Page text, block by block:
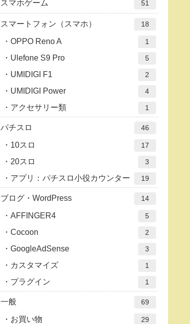
スマホゲーム 51
スマートフォン（スマホ） 18
OPPO Reno A 1
Ulefone S9 Pro 5
UMIDIGI F1 2
UMIDIGI Power 4
アクセサリー類 1
パチスロ 46
10スロ 17
20スロ 3
アプリ：パチスロ小役カウンター 19
ブログ・WordPress 14
AFFINGER4 5
Cocoon 2
GoogleAdSense 3
カスタマイズ 1
プラグイン 1
一般 69
お買い物 29